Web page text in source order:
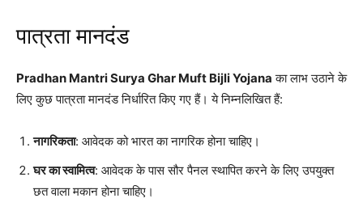
पात्रता मानदंड
Pradhan Mantri Surya Ghar Muft Bijli Yojana का लाभ उठाने के
लिए कुछ पात्रता मानदंड निर्धारित किए गए हैं। ये निम्नलिखित हैं:
नागरिकता: आवेदक को भारत का नागरिक होना चाहिए।
घर का स्वामित्व: आवेदक के पास सौर पैनल स्थापित करने के लिए उपयुक्त
छत वाला मकान होना चाहिए।